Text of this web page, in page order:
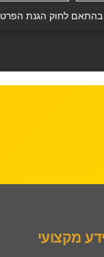
הפרטיות, התשמ"א–1981 (כולל
מקצועי